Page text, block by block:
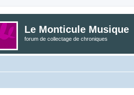
Le Monticule Musique
forum de collectage de chroniques